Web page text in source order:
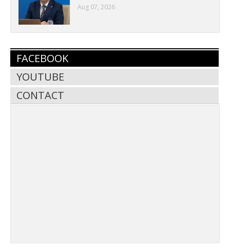
Aug 07, 2026
FACEBOOK
YOUTUBE
CONTACT